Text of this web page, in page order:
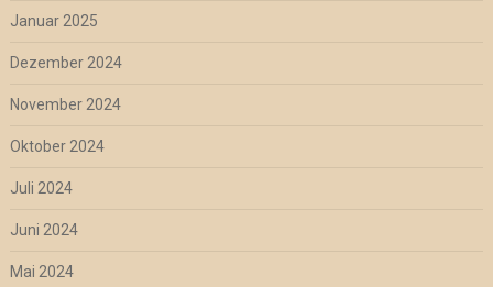
Januar 2025
Dezember 2024
November 2024
Oktober 2024
Juli 2024
Juni 2024
Mai 2024